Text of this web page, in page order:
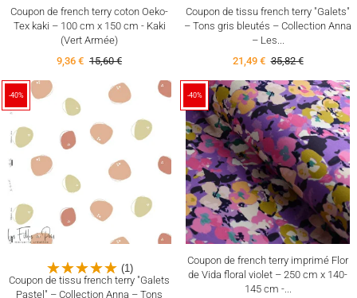
Coupon de french terry coton Oeko-
Tex kaki – 100 cm x 150 cm - Kaki
(Vert Armée)
9,36 € 15,60 €
Coupon de tissu french terry "Galets"
– Tons gris bleutés – Collection Anna
– Les...
21,49 € 35,82 €
-40%
(1)
Coupon de tissu french terry "Galets
Pastel" – Collection Anna – Tons
-40%
Coupon de french terry imprimé Flor
de Vida floral violet – 250 cm x 140-
145 cm -...